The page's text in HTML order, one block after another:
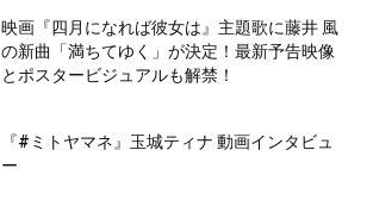
映画『四月になれば彼女は』主題歌に藤井 風
の新曲「満ちてゆく」が決定！最新予告映像
とポスタービジュアルも解禁！
『#ミトヤマネ』玉城ティナ 動画インタビュ
ー